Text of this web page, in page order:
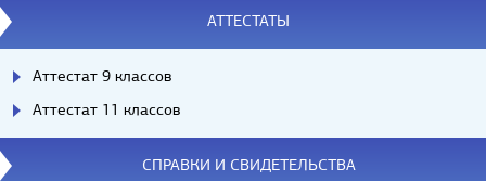
АТТЕСТАТЫ
Аттестат 9 классов
Аттестат 11 классов
СПРАВКИ И СВИДЕТЕЛЬСТВА